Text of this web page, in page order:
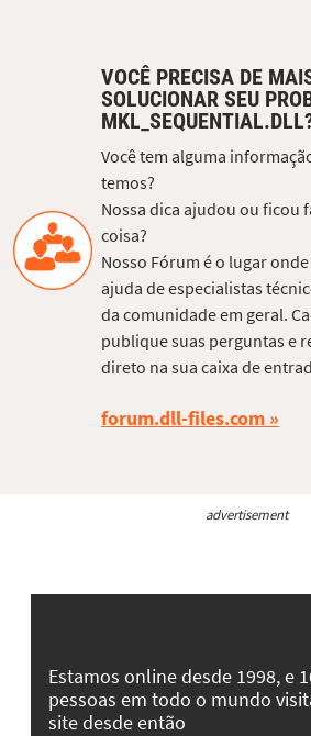
VOCÊ PRECISA DE
SOLUCIONAR SEU
Você tem alguma
temos?
Nossa dica ajudou ou ficou
coisa?
Nosso Fórum é o lugar
ajuda de especialistas
da comunidade em geral.
publique suas perguntas e
direto na sua caixa de
forum.dll-files.com
advertisement
Estamos online desde 1998, e
pessoas em todo o mundo
site desde então